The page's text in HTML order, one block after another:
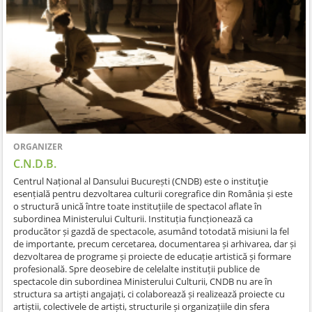
ORGANIZER
C.N.D.B.
Centrul Național al Dansului București (CNDB) este o instituţie
esențială pentru dezvoltarea culturii coregrafice din România și este
o structură unică între toate instituțiile de spectacol aflate în
subordinea Ministerului Culturii. Instituția funcționează ca
producător și gazdă de spectacole, asumând totodată misiuni la fel
de importante, precum cercetarea, documentarea și arhivarea, dar și
dezvoltarea de programe și proiecte de educație artistică și formare
profesională. Spre deosebire de celelalte instituții publice de
spectacole din subordinea Ministerului Culturii, CNDB nu are în
structura sa artiști angajați, ci colaborează și realizează proiecte cu
artiștii, colectivele de artiști, structurile și organizațiile din sfera